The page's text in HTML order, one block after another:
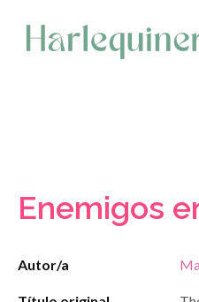
contenido
Enemigos
Autor/a